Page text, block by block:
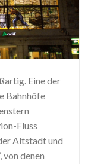
Eine der
Bahnhöfe
Fluss
Altstadt und
von denen